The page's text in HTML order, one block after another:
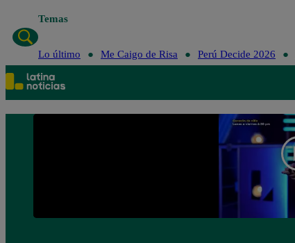
Temas
Lo último Me Caigo de Risa Perú Decide 2026